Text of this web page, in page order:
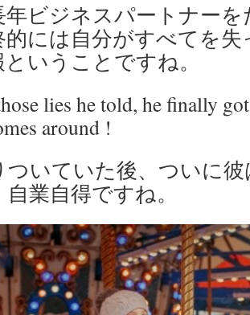
ビジネスパートナー
的には自分がすべてを
いうことですね。
lies he told, he finally
around !
ついていた後、ついに
業自得ですね。